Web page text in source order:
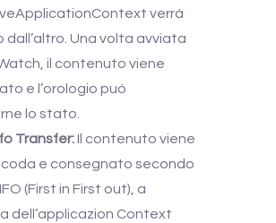
verrà
dall’altro. Una volta avviata
Watch, il contenuto viene
e l’orologio può
lo stato.
Transfer:Il contenuto viene
coda e consegnato secondo
(First in First out), a
dell’applicazion Context